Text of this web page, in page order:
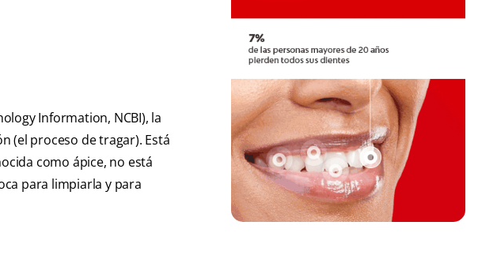
Information, NCBI), la
(el proceso de tragar). Está
como ápice, no está
para limpiarla y para